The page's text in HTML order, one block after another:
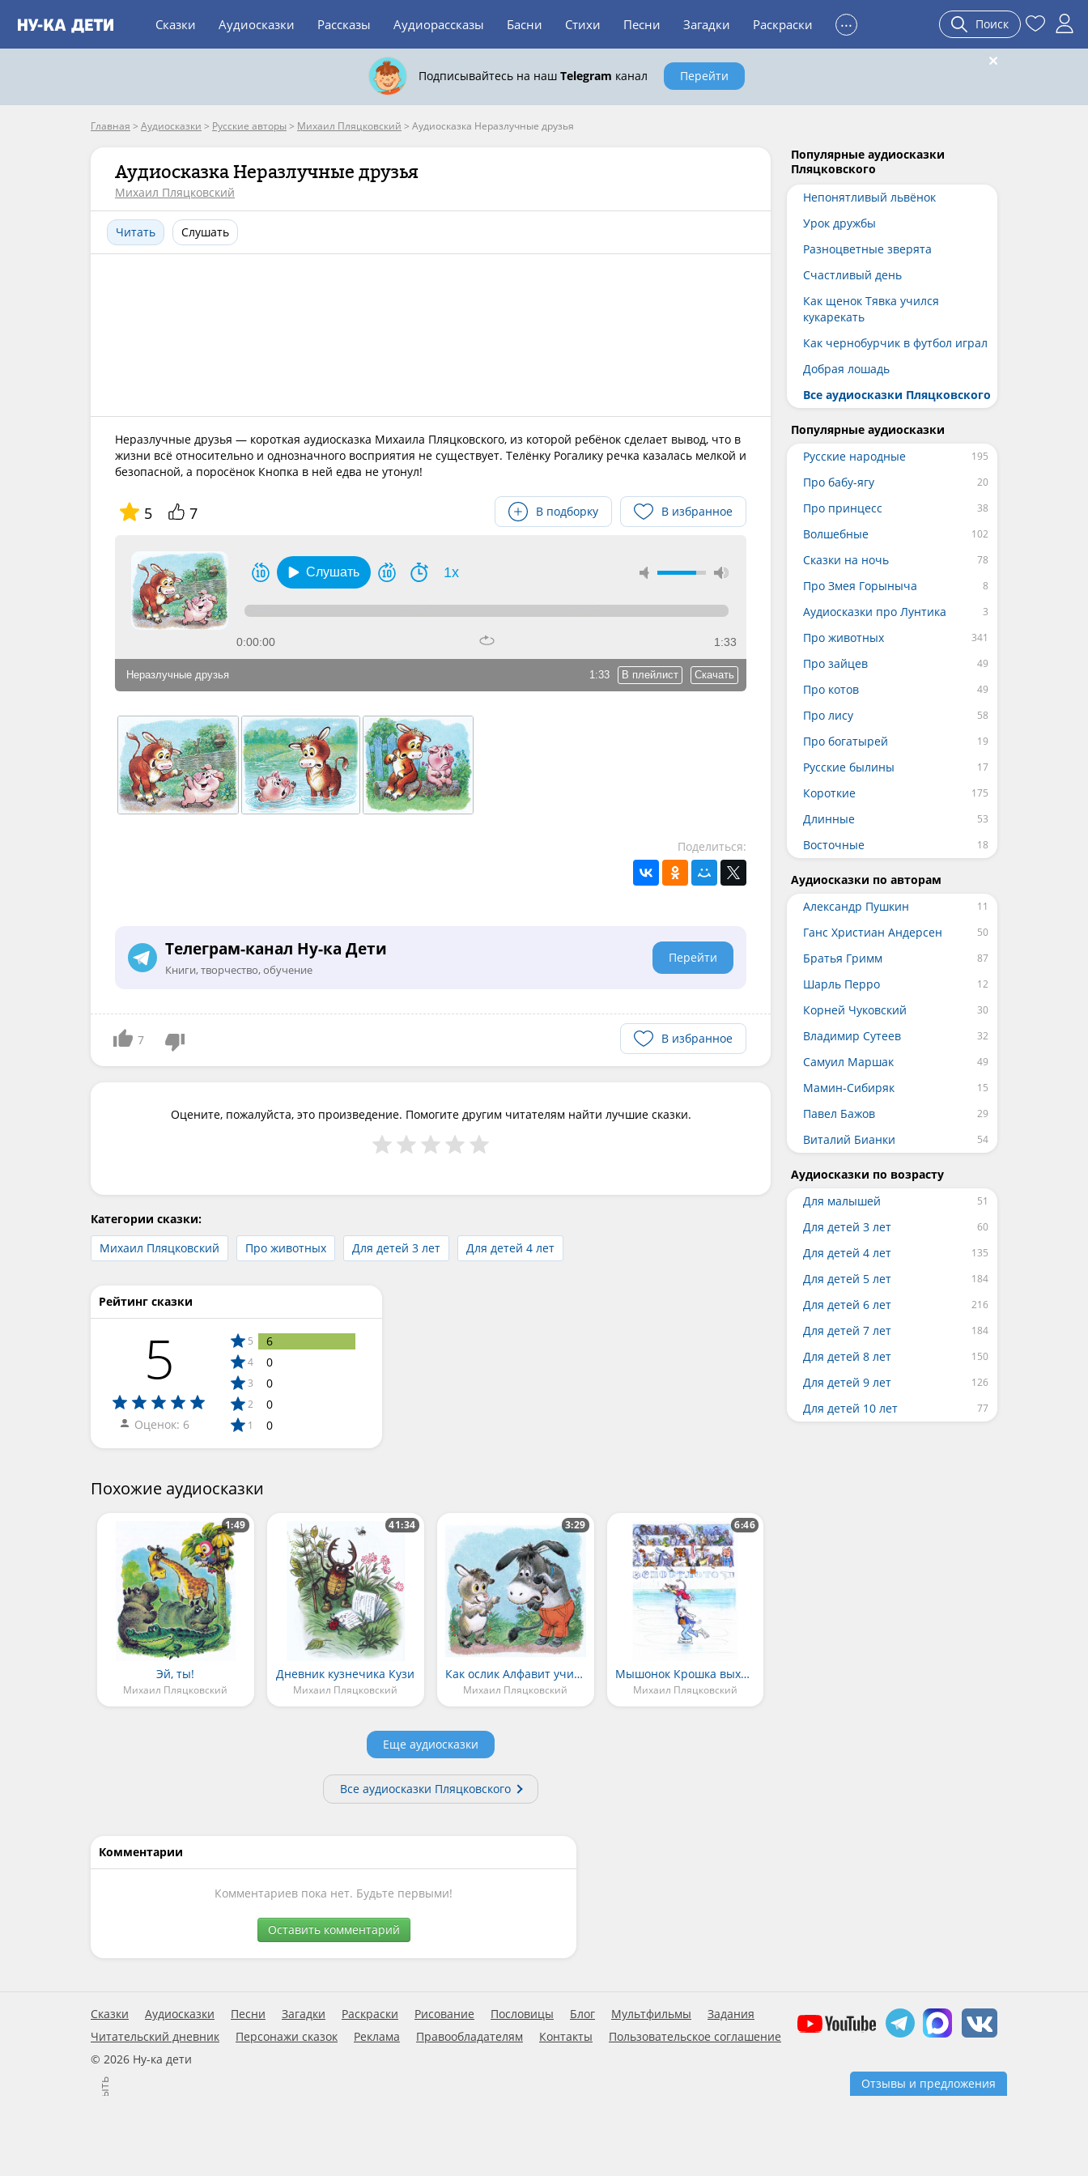
Сказки Аудиосказки Рассказы Аудиорассказы Басни Стихи Песни Загадки Раскраски ... Поиск
Подписывайтесь на наш Telegram канал Перейти
Главная > Аудиосказки > Русские авторы > Михаил Пляцковский > Аудиосказка Неразлучные друзья
Аудиосказка Неразлучные друзья
Михаил Пляцковский
Читать Слушать
Неразлучные друзья — короткая аудиосказка Михаила Пляцковского, из которой ребёнок сделает вывод, что в
жизни всё относительно и однозначного восприятия не существует. Телёнку Рогалику речка казалась мелкой и
безопасной, а поросёнок Кнопка в ней едва не утонул!
5 7 В подборку В избранное
Слушать 1x
0:00:00 1:33
1:33 В плейлист Скачать
Неразлучные друзья
Поделиться:
Телеграм-канал Ну-ка Дети
Книги, творчество, обучение
Перейти
7 В избранное
Оцените, пожалуйста, это произведение. Помогите другим читателям найти лучшие сказки.
Категории сказки:
Михаил Пляцковский
Про животных Для детей 3 лет Для детей 4 лет
Рейтинг сказки
5
Оценок: 6
5 6
4 0
3 0
2 0
1 0
Похожие аудиосказки
Эй, ты!
Михаил Пляцковский
1:49
Дневник кузнечика Кузи
Михаил Пляцковский
41:34
Как ослик Алфавит учился уважать старших
Михаил Пляцковский
3:29
Мышонок Крошка выходит на лёд
Михаил Пляцковский
6:46
Еще аудиосказки
Все аудиосказки Пляцковского
Комментарии
Комментариев пока нет. Будьте первыми!
Оставить комментарий
Популярные аудиосказки
Пляцковского
Непонятливый львёнок
Урок дружбы
Разноцветные зверята
Счастливый день
Как щенок Тявка учился
кукарекать
Как чернобурчик в футбол играл
Добрая лошадь
Все аудиосказки Пляцковского
Популярные аудиосказки
Русские народные
Про бабу-ягу
Про принцесс
Волшебные
Сказки на ночь
Про Змея Горыныча
Аудиосказки про Лунтика
Про животных
Про зайцев
Про котов
Про лису
Про богатырей
Русские былины
Короткие
Длинные
Восточные
Аудиосказки по авторам
Александр Пушкин
Ганс Христиан Андерсен
Братья Гримм
Шарль Перро
Корней Чуковский
Владимир Сутеев
Самуил Маршак
Мамин-Сибиряк
Павел Бажов
Виталий Бианки
Аудиосказки по возрасту
Для малышей
Для детей 3 лет
Для детей 4 лет
Для детей 5 лет
Для детей 6 лет
Для детей 7 лет
Для детей 8 лет
Для детей 9 лет
Для детей 10 лет
Сказки Аудиосказки Песни Загадки Раскраски Рисование Пословицы Блог Мультфильмы
Задания
Читательский дневник
Персонажи сказок Реклама Правообладателям Контакты
Пользовательское соглашение
© 2026 Ну-ка дети
Отзывы и предложения
Закрыть